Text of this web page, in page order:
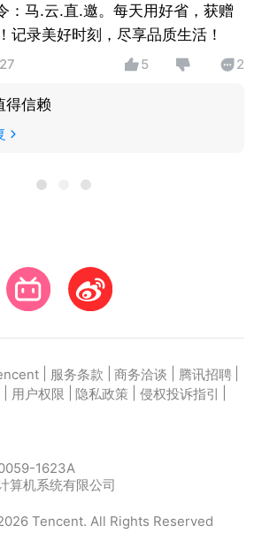
：马.云.直.邀。每天用好省，获赠
记录美好时刻，尽享品质生活！
5 2
得信赖
服务条款 商务洽谈 腾讯招聘
用户权限 隐私政策 侵权投诉指引
1623A
算机系统有限公司
Tencent. All Rights Reserved